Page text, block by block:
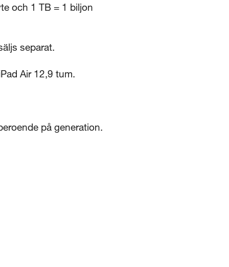
och 1 TB = 1 biljon
separat.
Air 12,9 tum.
på generation.